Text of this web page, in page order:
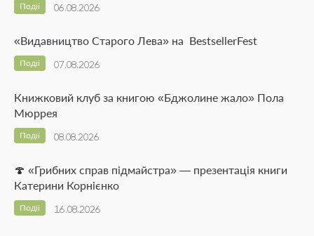
06.08.2026
Події
«Видавництво Старого Лева» на BestsellerFest
07.08.2026
Події
Книжковий клуб за книгою «Бджолине жало» Пола
Мюррея
08.08.2026
Події
🍄 «Грибних справ підмайстра» — презентація книги
Катерини Корнієнко
16.08.2026
Події